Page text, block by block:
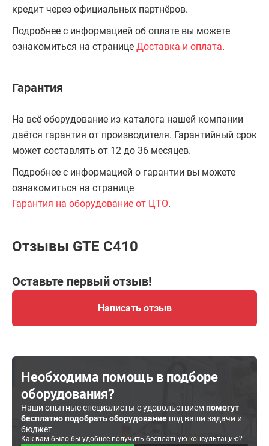
кредит через официальных партнёров.
Подробнее с информацией об оплате вы можете
ознакомиться на странице Доставка и оплата.
Гарантия
На всё оборудование из каталога нашей компании
даётся гарантия от производителя. Гарантийный срок
может составлять от 12 до 36 месяцев.
Подробнее с информацией о гарантии вы можете
ознакомиться на странице
Гарантия на оборудование от ЦТО.
Отзывы GTE C410
Оставьте первый отзыв!
Написать отзыв
Необходима помощь в подборе
оборудования?
Наши опытные специалисты с удовольствиемпомогут
бесплатно подобрать оборудование под ваши задачи и
бюджет
Как вам было бы удобнее получить бесплатную консультацию?